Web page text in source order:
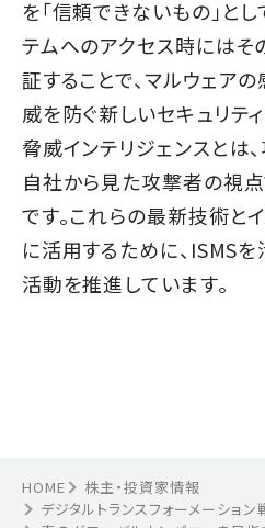
を「信頼できないもの」と
テムへのアクセス時には
証することで、マルウェア
威を防ぐ新しいセキュリテ
脅威インテリジェンスとは
自社から見た攻撃者の視
です。これらの最新技術と
に活用するために、ISMS
活動を推進しています。
HOME
株主・投資家情報
デジタルトランスフォーメーション